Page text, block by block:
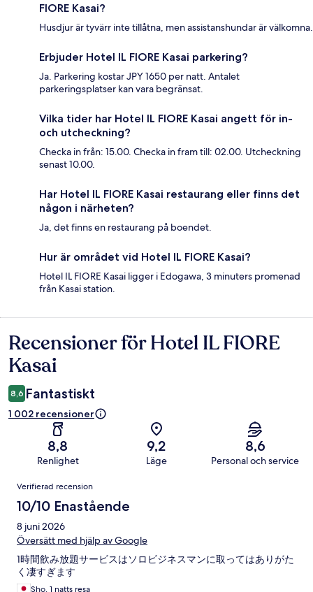
FIORE Kasai?
Husdjur är tyvärr inte tillåtna, men assistanshundar är välkomna.
Erbjuder Hotel IL FIORE Kasai parkering?
Ja. Parkering kostar JPY 1650 per natt. Antalet
parkeringsplatser kan vara begränsat.
Vilka tider har Hotel IL FIORE Kasai angett för in-
och utcheckning?
Checka in från: 15.00. Checka in fram till: 02.00. Utcheckning
senast 10.00.
Har Hotel IL FIORE Kasai restaurang eller finns det
någon i närheten?
Ja, det finns en restaurang på boendet.
Hur är området vid Hotel IL FIORE Kasai?
Hotel IL FIORE Kasai ligger i Edogawa, 3 minuters promenad
från Kasai station.
Recensioner
Recensioner för Hotel IL FIORE
Kasai
8,6 Fantastiskt
1 002 recensioner
8,8
Renlighet
9,2
Läge
8,6
Personal och service
Recensioner
Verifierad recension
10/10 Enastående
8 juni 2026
Översätt med hjälp av Google
1時間飲み放題サービスはソロビジネスマンに取ってはありがた
く凄すぎます
Sho, 1 natts resa